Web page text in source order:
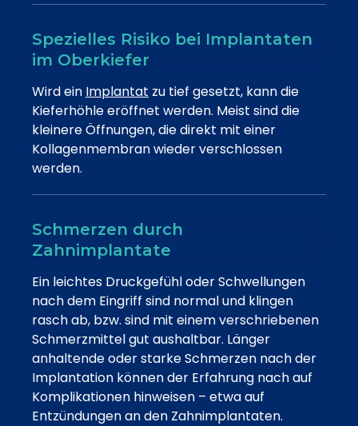
Spezielles Risiko bei Implantaten
im Oberkiefer
Wird ein Implantat zu tief gesetzt, kann die
Kieferhöhle eröffnet werden. Meist sind die
kleinere Öffnungen, die direkt mit einer
Kollagenmembran wieder verschlossen
werden.
Schmerzen durch
Zahnimplantate
Ein leichtes Druckgefühl oder Schwellungen
nach dem Eingriff sind normal und klingen
rasch ab, bzw. sind mit einem verschriebenen
Schmerzmittel gut aushaltbar. Länger
anhaltende oder starke Schmerzen nach der
Implantation können der Erfahrung nach auf
Komplikationen hinweisen – etwa auf
Entzündungen an den Zahnimplantaten.